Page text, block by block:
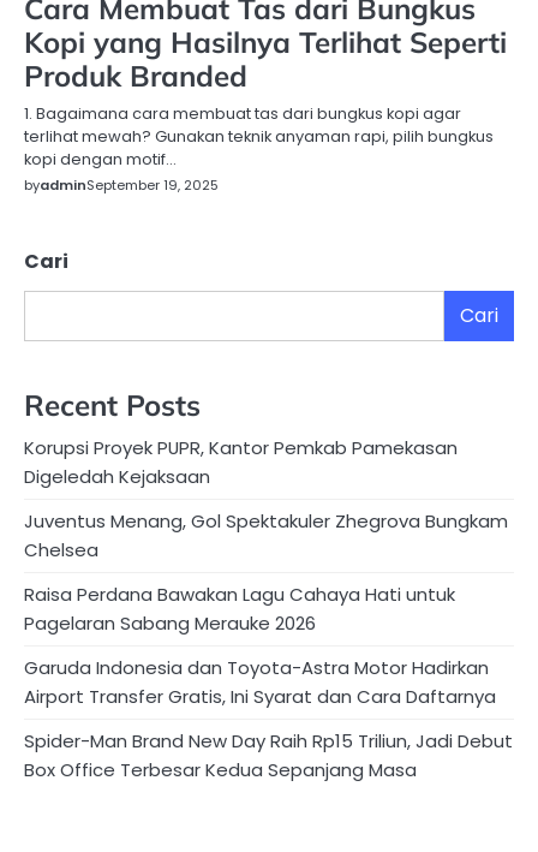
Cara Membuat Tas dari Bungkus
Kopi yang Hasilnya Terlihat Seperti
Produk Branded
1. Bagaimana cara membuat tas dari bungkus kopi agar
terlihat mewah? Gunakan teknik anyaman rapi, pilih bungkus
kopi dengan motif…
byadminSeptember 19, 2025
Cari
Cari
Recent Posts
Korupsi Proyek PUPR, Kantor Pemkab Pamekasan
Digeledah Kejaksaan
Juventus Menang, Gol Spektakuler Zhegrova Bungkam
Chelsea
Raisa Perdana Bawakan Lagu Cahaya Hati untuk
Pagelaran Sabang Merauke 2026
Garuda Indonesia dan Toyota-Astra Motor Hadirkan
Airport Transfer Gratis, Ini Syarat dan Cara Daftarnya
Spider-Man Brand New Day Raih Rp15 Triliun, Jadi Debut
Box Office Terbesar Kedua Sepanjang Masa